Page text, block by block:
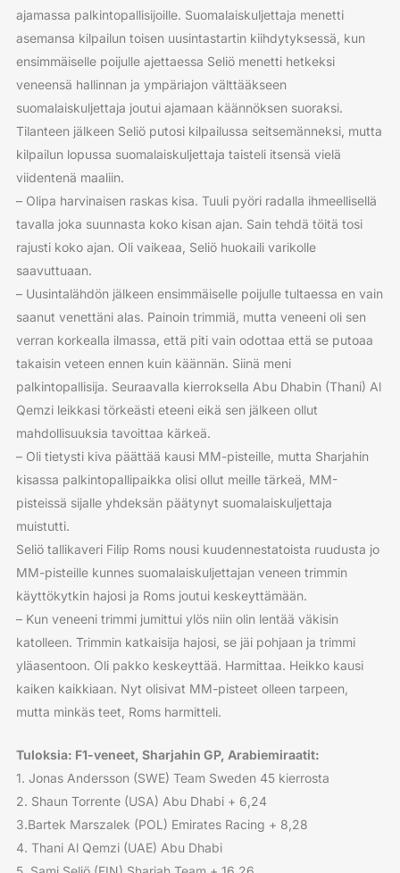
ajamassa palkintopallisijoille. Suomalaiskuljettaja menetti
asemansa kilpailun toisen uusintastartin kiihdytyksessä, kun
ensimmäiselle poijulle ajettaessa Seliö menetti hetkeksi
veneensä hallinnan ja ympäriajon välttääkseen
suomalaiskuljettaja joutui ajamaan käännöksen suoraksi.
Tilanteen jälkeen Seliö putosi kilpailussa seitsemänneksi, mutta
kilpailun lopussa suomalaiskuljettaja taisteli itsensä vielä
viidentenä maaliin.
– Olipa harvinaisen raskas kisa. Tuuli pyöri radalla ihmeellisellä
tavalla joka suunnasta koko kisan ajan. Sain tehdä töitä tosi
rajusti koko ajan. Oli vaikeaa, Seliö huokaili varikolle
saavuttuaan.
– Uusintalähdön jälkeen ensimmäiselle poijulle tultaessa en vain
saanut venettäni alas. Painoin trimmiä, mutta veneeni oli sen
verran korkealla ilmassa, että piti vain odottaa että se putoaa
takaisin veteen ennen kuin käännän. Siinä meni
palkintopallisija. Seuraavalla kierroksella Abu Dhabin (Thani) Al
Qemzi leikkasi törkeästi eteeni eikä sen jälkeen ollut
mahdollisuuksia tavoittaa kärkeä.
– Oli tietysti kiva päättää kausi MM-pisteille, mutta Sharjahin
kisassa palkintopallipaikka olisi ollut meille tärkeä, MM-
pisteissä sijalle yhdeksän päätynyt suomalaiskuljettaja
muistutti.
Seliö tallikaveri Filip Roms nousi kuudennestatoista ruudusta jo
MM-pisteille kunnes suomalaiskuljettajan veneen trimmin
käyttökytkin hajosi ja Roms joutui keskeyttämään.
– Kun veneeni trimmi jumittui ylös niin olin lentää väkisin
katolleen. Trimmin katkaisija hajosi, se jäi pohjaan ja trimmi
yläasentoon. Oli pakko keskeyttää. Harmittaa. Heikko kausi
kaiken kaikkiaan. Nyt olisivat MM-pisteet olleen tarpeen,
mutta minkäs teet, Roms harmitteli.
Tuloksia: F1-veneet, Sharjahin GP, Arabiemiraatit:
1. Jonas Andersson (SWE) Team Sweden 45 kierrosta
2. Shaun Torrente (USA) Abu Dhabi + 6,24
3.Bartek Marszalek (POL) Emirates Racing + 8,28
4. Thani Al Qemzi (UAE) Abu Dhabi